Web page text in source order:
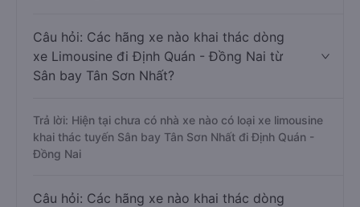
Câu hỏi: Các hãng xe nào khai thác dòng
xe Limousine đi Định Quán - Đồng Nai từ
Sân bay Tân Sơn Nhất?
Trả lời: Hiện tại chưa có nhà xe nào có loại xe limousine
khai thác tuyến Sân bay Tân Sơn Nhất đi Định Quán -
Đồng Nai
Câu hỏi: Các hãng xe nào khai thác dòng